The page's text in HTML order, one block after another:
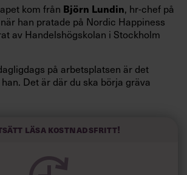
kom från Björn Lundin, hr-chef på
han pratade på Nordic Happiness
av Handelshögskolan i Stockholm
på arbetsplatsen är det
Det är där du ska börja gräva
på Google:
läsa kostnadsfritt!